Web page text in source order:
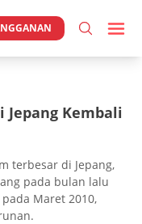
Kembali
terbesar di Jepang,
pada bulan lalu
Maret 2010,